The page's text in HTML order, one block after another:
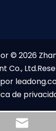
133-0624-3906
113-7924-970
© 2026
Co.,
de